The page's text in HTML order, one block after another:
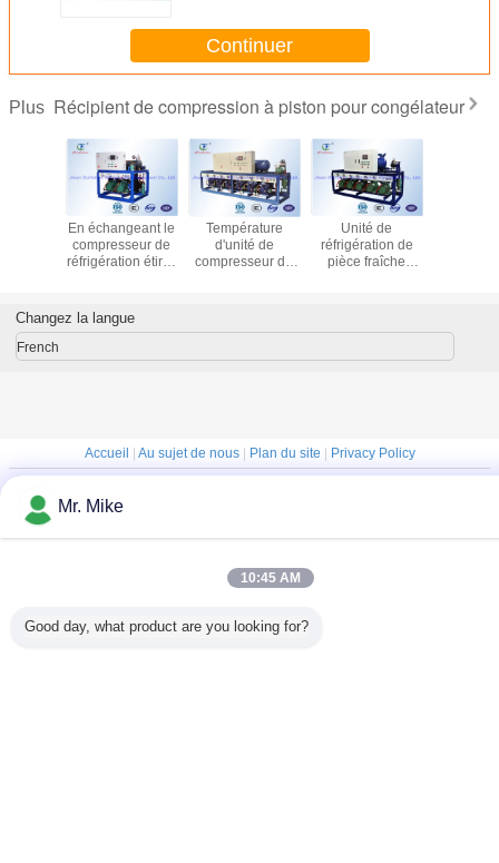
Continuer
Plus Récipient de compression à piston pour congélateur
de
R404a
En échangeant le
compresseur de
réfrigération étirez
Température
d'unité de
compresseur de
basse
Unité de
réfrigération de
pièce fraîche
de bière brune
Changez la langue
French
Accueil Au sujet de nous| Plan du site
Privacy Policy
Copyright © 2015 - 2026 Shandong Ourfuture Energy Technology Co., Ltd..
Mr. Mike
10:45 AM
Good day, what product are you looking for?